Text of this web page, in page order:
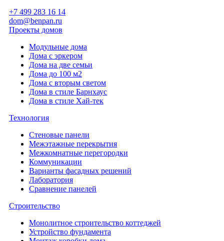
+7 499 283 16 14
dom@benpan.ru
Проекты домов
Модульные дома
Дома с эркером
Дома на две семьи
Дома до 100 м2
Дома с вторым светом
Дома в стиле Барнхаус
Дома в стиле Хай-тек
Технология
Стеновые панели
Межэтажные перекрытия
Межкомнатные перегородки
Коммуникации
Варианты фасадных решений
Лаборатория
Сравнение панелей
Строительство
Монолитное строительство коттеджей
Устройство фундамента